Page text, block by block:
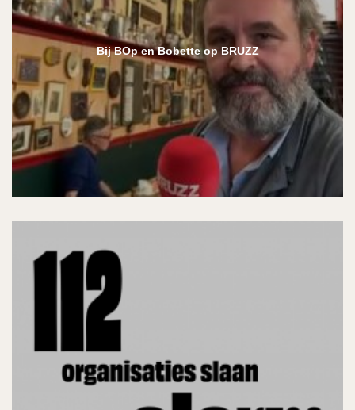
Bij BOp en Bobette op BRUZZ